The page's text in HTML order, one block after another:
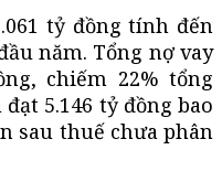
tỷ đồng tính đến
năm. Tổng nợ vay
chiếm 22% tổng
5.146 tỷ đồng bao
sau thuế chưa phân